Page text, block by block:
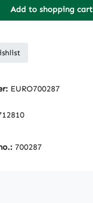
Add to shopping cart
EURO700287
700287